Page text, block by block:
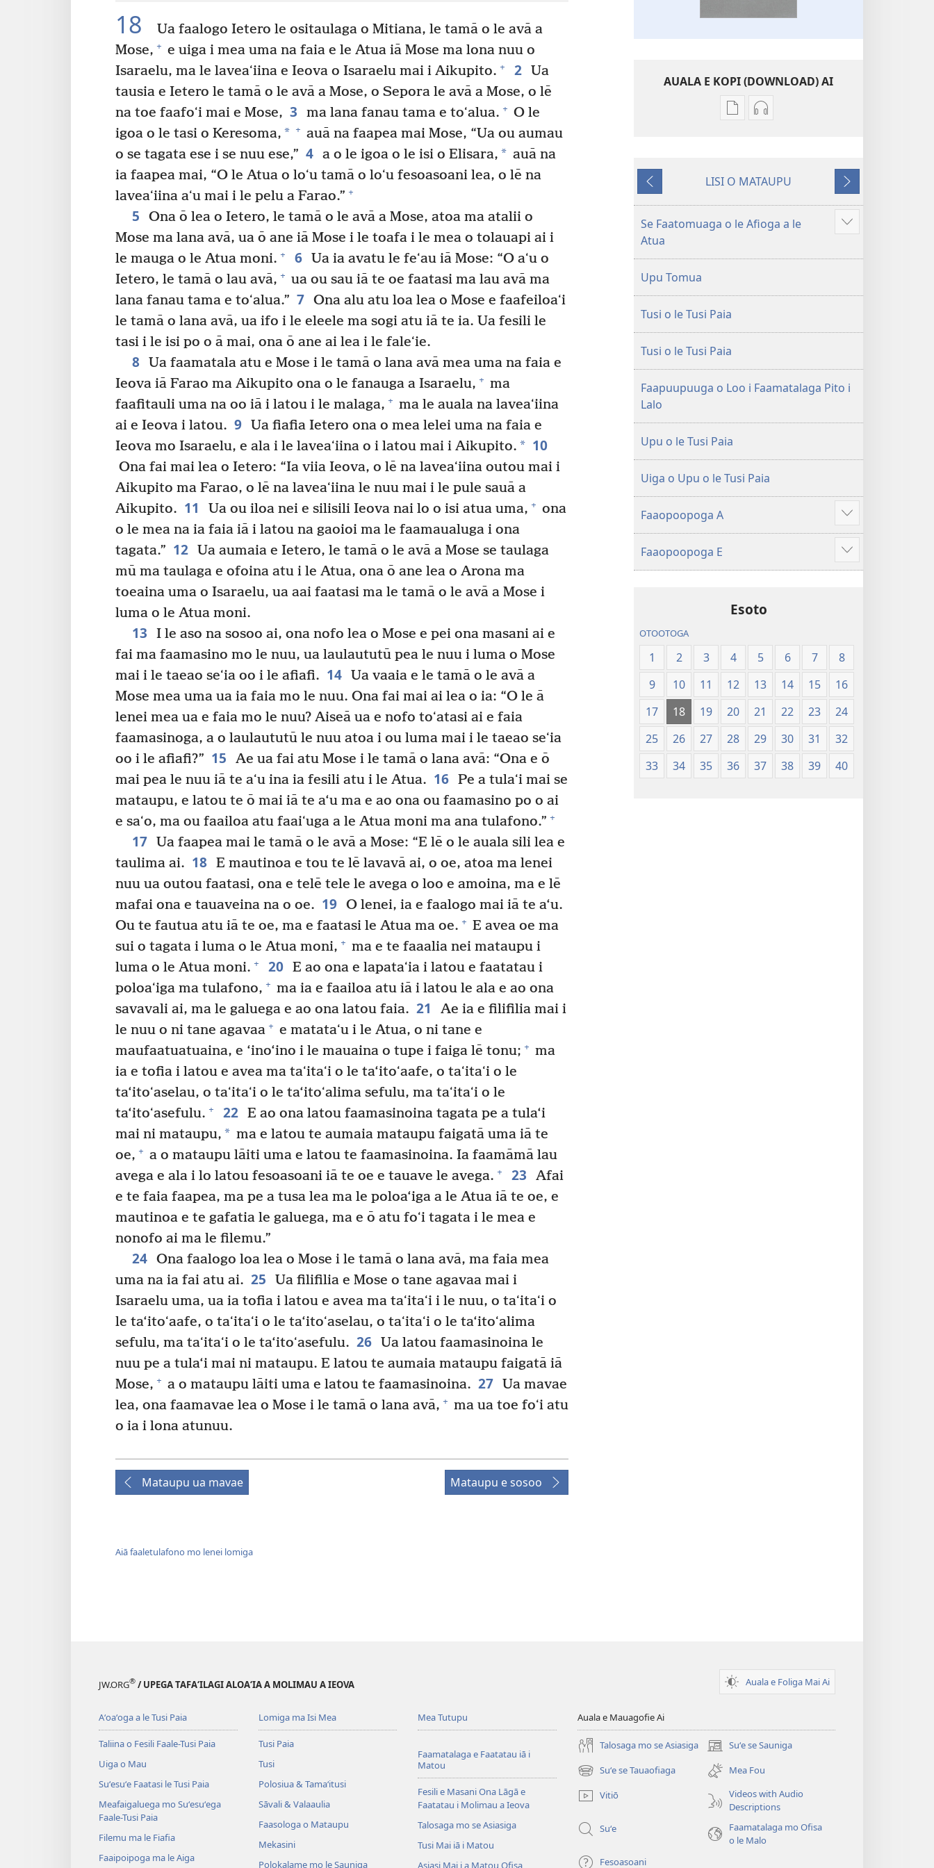
18
Ua faalogo Ietero le ositaulaga o Mitiana, le tamā o le avā a
Mose, + e uiga i mea uma na faia e le Atua iā Mose ma lona nuu o
Isaraelu, ma le laveaʻiina e Ieova o Isaraelu mai i Aikupito. + 2 Ua
tausia e Ietero le tamā o le avā a Mose, o Sepora le avā a Mose, o lē
na toe faafoʻi mai e Mose, 3 ma lana fanau tama e toʻalua. + O le
igoa o le tasi o Keresoma, * + auā na faapea mai Mose, “Ua ou aumau
o se tagata ese i se nuu ese,” 4 a o le igoa o le isi o Elisara, * auā na
ia faapea mai, “O le Atua o loʻu tamā o loʻu fesoasoani lea, o lē na
laveaʻiina aʻu mai i le pelu a Farao.” +
5
Ona ō lea o Ietero, le tamā o le avā a Mose, atoa ma atalii o
Mose ma lana avā, ua ō ane iā Mose i le toafa i le mea o tolauapi ai i
le mauga o le Atua moni. + 6 Ua ia avatu le feʻau iā Mose: “O aʻu o
Ietero, le tamā o lau avā, + ua ou sau iā te oe faatasi ma lau avā ma
lana fanau tama e toʻalua.” 7 Ona alu atu loa lea o Mose e faafeiloaʻi
le tamā o lana avā, ua ifo i le eleele ma sogi atu iā te ia. Ua fesili le
tasi i le isi po o ā mai, ona ō ane ai lea i le faleʻie.
8 Ua faamatala atu e Mose i le tamā o lana avā mea uma na faia e
Ieova iā Farao ma Aikupito ona o le fanauga a Isaraelu, + ma
faafitauli uma na oo iā i latou i le malaga, + ma le auala na laveaʻiina
ai e Ieova i latou. 9 Ua fiafia Ietero ona o mea lelei uma na faia e
Ieova mo Isaraelu, e ala i le laveaʻiina o i latou mai i Aikupito. * 10
Ona fai mai lea o Ietero: “Ia viia Ieova, o lē na laveaʻiina outou mai i
Aikupito ma Farao, o lē na laveaʻiina le nuu mai i le pule sauā a
Aikupito. 11 Ua ou iloa nei e silisili Ieova nai lo o isi atua uma, + ona
o le mea na ia faia iā i latou na gaoioi ma le faamaualuga i ona
tagata.” 12 Ua aumaia e Ietero, le tamā o le avā a Mose se taulaga
mū ma taulaga e ofoina atu i le Atua, ona ō ane lea o Arona ma
toeaina uma o Isaraelu, ua aai faatasi ma le tamā o le avā a Mose i
luma o le Atua moni.
13
I le aso na sosoo ai, ona nofo lea o Mose e pei ona masani ai e
fai ma faamasino mo le nuu, ua laulaututū pea le nuu i luma o Mose
mai i le taeao seʻia oo i le afiafi. 14 Ua vaaia e le tamā o le avā a
Mose mea uma ua ia faia mo le nuu. Ona fai mai ai lea o ia: “O le ā
lenei mea ua e faia mo le nuu? Aiseā ua e nofo toʻatasi ai e faia
faamasinoga, a o laulaututū le nuu atoa i ou luma mai i le taeao seʻia
oo i le afiafi?” 15
Ae ua fai atu Mose i le tamā o lana avā: “Ona e ō
mai pea le nuu iā te aʻu ina ia fesili atu i le Atua. 16 Pe a tulaʻi mai se
mataupu, e latou te ō mai iā te a‘u ma e ao ona ou faamasino po o ai
e saʻo, ma ou faailoa atu faaiʻuga a le Atua moni ma ana tulafono.” +
17 Ua faapea mai le tamā o le avā a Mose: “E lē o le auala sili lea e
taulima ai. 18 E mautinoa e tou te lē lavavā ai, o oe, atoa ma lenei
nuu ua outou faatasi, ona e telē tele le avega o loo e amoina, ma e lē
mafai ona e tauaveina na o oe. 19 O lenei, ia e faalogo mai iā te a‘u.
Ou te fautua atu iā te oe, ma e faatasi le Atua ma oe. + E avea oe ma
sui o tagata i luma o le Atua moni, + ma e te faaalia nei mataupu i
luma o le Atua moni. + 20 E ao ona e lapataʻia i latou e faatatau i
poloaʻiga ma tulafono, + ma ia e faailoa atu iā i latou le ala e ao ona
savavali ai, ma le galuega e ao ona latou faia. 21
Ae ia e filifilia mai i
le nuu o ni tane agavaa + e matataʻu i le Atua, o ni tane e
maufaatuatuaina, e ‘ino‘ino i le mauaina o tupe i faiga lē tonu; + ma
ia e tofia i latou e avea ma taʻitaʻi o le ta‘itoʻaafe, o taʻitaʻi o le
ta‘itoʻaselau, o taʻitaʻi o le ta‘itoʻalima sefulu, ma taʻitaʻi o le
ta‘itoʻasefulu. + 22 E ao ona latou faamasinoina tagata pe a tula‘i
mai ni mataupu, * ma e latou te aumaia mataupu faigatā uma iā te
oe, + a o mataupu lāiti uma e latou te faamasinoina. Ia faamāmā lau
avega e ala i lo latou fesoasoani iā te oe e tauave le avega. + 23
Afai
e te faia faapea, ma pe a tusa lea ma le poloa‘iga a le Atua iā te oe, e
mautinoa e te gafatia le galuega, ma e ō atu foʻi tagata i le mea e
nonofo ai ma le filemu.”
24 Ona faalogo loa lea o Mose i le tamā o lana avā, ma faia mea
uma na ia fai atu ai. 25
Ua filifilia e Mose o tane agavaa mai i
Isaraelu uma, ua ia tofia i latou e avea ma taʻitaʻi i le nuu, o taʻitaʻi o
le ta‘itoʻaafe, o taʻitaʻi o le ta‘itoʻaselau, o taʻitaʻi o le ta‘itoʻalima
sefulu, ma taʻitaʻi o le ta‘itoʻasefulu. 26 Ua latou faamasinoina le
nuu pe a tula‘i mai ni mataupu. E latou te aumaia mataupu faigatā iā
Mose, + a o mataupu lāiti uma e latou te faamasinoina. 27 Ua mavae
lea, ona faamavae lea o Mose i le tamā o lana avā, + ma ua toe foʻi atu
o ia i lona atunuu.
Mataupu ua mavae Mataupu e sosoo
Aiā faaletulafono mo lenei lomiga
AUALA E KOPI (DOWNLOAD) AI
Vaega
se
O
le
O
Faaliliuga
le
Lalolagi
i
2013)
Filifili
ai
Tusi
le
a
Lalolagi
Fou
Mataupu
ua
mavae
LISI O MATAUPU
Mataupu
e
sosoo
Se Faatomuaga o le Afioga a le
Atua
Faaali
mea
Upu Tomua
Tusi o le Tusi Paia
Tusi o le Tusi Paia
Faapuupuuga o Loo i Faamatalaga Pito i
Lalo
Upu o le Tusi Paia
Uiga o Upu o le Tusi Paia
Faaopoopoga A
Faaali
isi
mea
Faaopoopoga E
Faaali
isi
Esoto
OTOOTOGA
1 2 3 4 5 6 7
8
9
10 11 12 13 14 15
16
17
18 19 20 21 22 23
24
25
26 27 28 29 30 31
32
33
34 35 36 37 38 39 40
JW.ORG® / UPEGA TAFA‘ILAGI ALOA‘IA A MOLIMAU A IEOVA Auala e Foliga Mai Ai
Aʻoaʻoga a le Tusi Paia
Taliina o Fesili Faale-Tusi Paia
Uiga o Mau
Suʻesuʻe Faatasi le Tusi Paia
Meafaigaluega mo Suʻesuʻega
Faale-Tusi Paia
Filemu ma le Fiafia
Faaipoipoga ma le Aiga
Lomiga ma Isi Mea
Tusi Paia
Tusi
Polosiua & Tamaʻitusi
Sāvali & Valaaulia
Faasologa o Mataupu
Mekasini
Polokalame mo le Sauniga
Mea Tutupu
Faamatalaga e Faatatau iā i
Matou
Fesili e Masani Ona Lāgā e
Faatatau i Molimau a Ieova
Talosaga mo se Asiasiga
Tusi Mai iā i Matou
Asiasi Mai i a Matou Ofisa
Auala e Mauagofie Ai
Talosaga mo se Asiasiga Suʻe se Sauniga
(tatala
se
isi
polokalame)
Suʻe se Tauaofiaga
(tatala
se
isi
Mea Fou
Vitiō
Videos with Audio
Descriptions
Suʻe
Faamatalaga mo Ofisa
o le Malo
Fesoasoani